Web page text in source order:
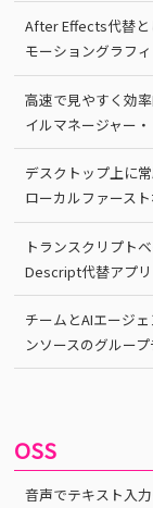
After Effects代替と
モーショングラフ
高速で見やすく効
イルマネージャー
デスクトップ上に
ローカルファース
トランスクリプト
Descript代替アプリ
チームとAIエージ
ンソースのグルー
OSS
音声でテキスト入